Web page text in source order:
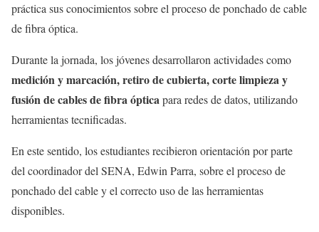
práctica sus conocimientos sobre el proceso de ponchado de cable
de fibra óptica.
Durante la jornada, los jóvenes desarrollaron actividades como
medición y marcación, retiro de cubierta, corte limpieza y
fusión de cables de fibra ópticapara redes de datos, utilizando
herramientas tecnificadas.
En este sentido, los estudiantes recibieron orientación por parte
del coordinador del SENA, Edwin Parra, sobre el proceso de
ponchado del cable y el correcto uso de las herramientas
disponibles.